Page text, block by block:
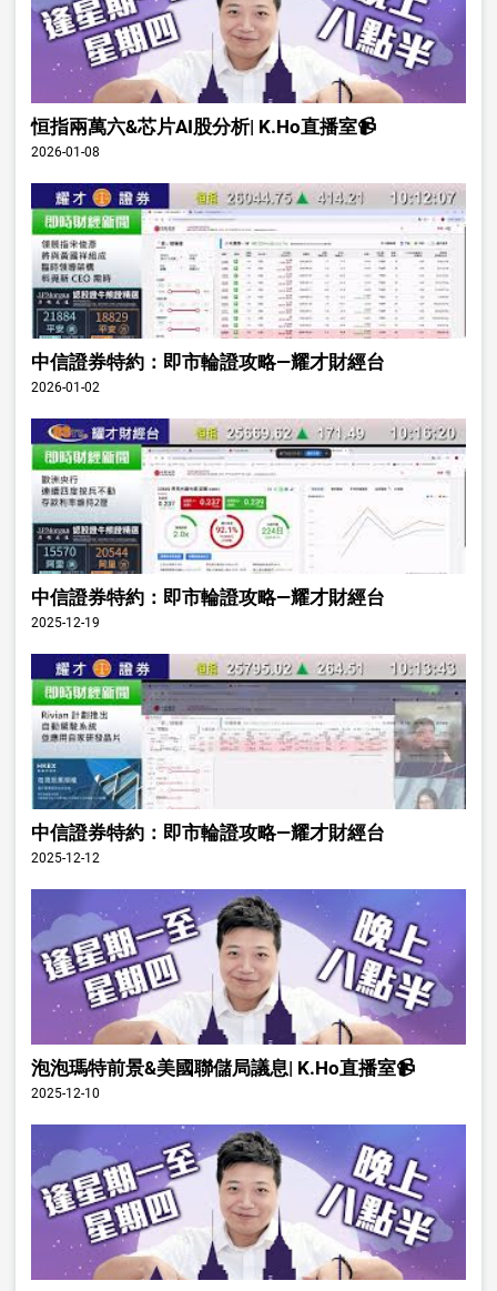
恒指兩萬六&芯片AI股分析| K.Ho直播室📹
2026-01-08
中信證券特約：即市輪證攻略—耀才財經台
2026-01-02
中信證券特約：即市輪證攻略—耀才財經台
2025-12-19
中信證券特約：即市輪證攻略—耀才財經台
2025-12-12
泡泡瑪特前景&美國聯儲局議息| K.Ho直播室📹
2025-12-10